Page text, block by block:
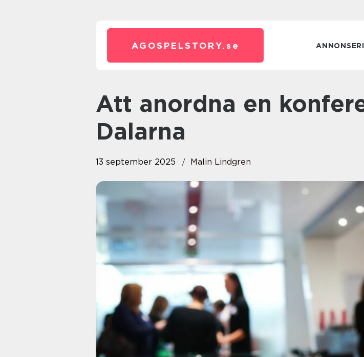
AGOSPELSTORY. se
Att anordna en konferens i
Dalarna
13 september 2025 Malin Lindgren